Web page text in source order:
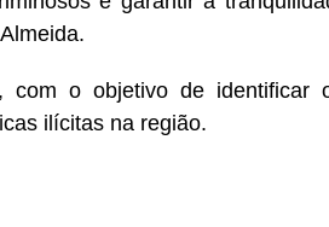
com o objetivo de identificar
ilícitas na região.